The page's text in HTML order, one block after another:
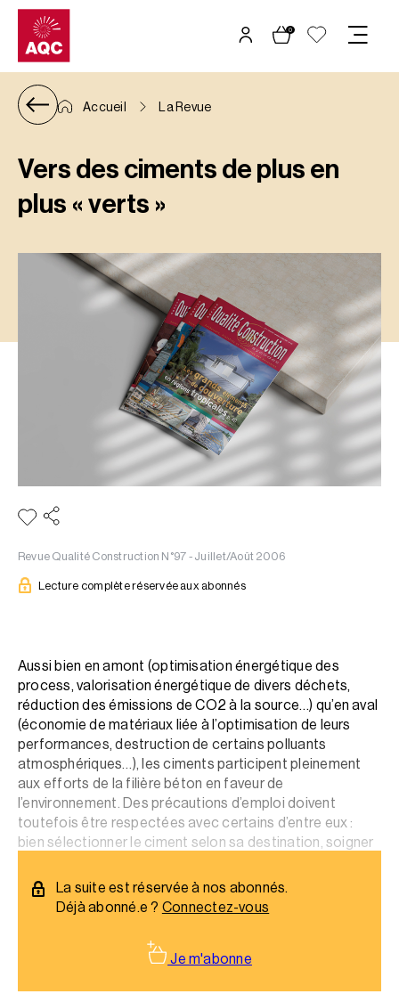
Panneau de gestion des cookies
0
Accueil La Revue
Vers des ciments de plus en
plus « verts »
Revue Qualité Construction N°97 - Juillet/Août 2006
Lecture complète réservée aux abonnés
Aussi bien en amont (optimisation énergétique des
process, valorisation énergétique de divers déchets,
réduction des émissions de CO2 à la source…) qu’en aval
(économie de matériaux liée à l’optimisation de leurs
performances, destruction de certains polluants
atmosphériques…), les ciments participent pleinement
aux efforts de la filière béton en faveur de
l’environnement. Des précautions d’emploi doivent
toutefois être respectées avec certains d’entre eux :
bien sélectionner le ciment selon sa destination, soigner
La suite est réservée à nos abonnés.
Déjà abonné.e ? Connectez-vous
Je m'abonne